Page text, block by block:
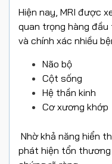
Hiện nay, MRI được
quan trọng hàng
và chính xác nhiều
Não bộ
Cột sống
Hệ thần kinh
Cơ xương khớp
Nhờ khả năng hiển
phát hiện tổn